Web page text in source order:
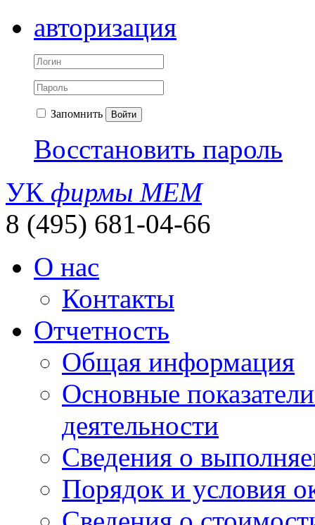
авторизация
Запомнить Войти
Восстановить пароль
УК фирмы МЕМ
8 (495) 681-04-66
О нас
Контакты
Отчетность
Общая информация
Основные
деятельности
Сведения о
Порядок и условия